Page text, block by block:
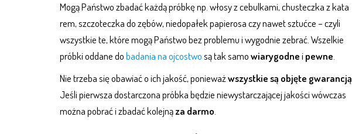
Mogą Państwo zbadać każdą próbkę np. włosy z cebulkami, chusteczka z kata
rem, szczoteczka do zębów, niedopałek papierosa czy nawet sztućce – czyli
wszystkie te, które mogą Państwo bez problemu i wygodnie zebrać. Wszelkie
próbki oddane dobadania na ojcostwosą tak samowiarygodneipewne.
Nie trzeba się obawiać o ich jakość, ponieważwszystkie są objęte gwarancją
Jeśli pierwsza dostarczona próbka będzie niewystarczającej jakości wówczas
można pobrać i zbadać kolejnąza darmo.